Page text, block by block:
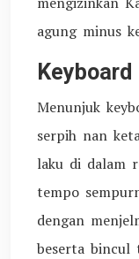
agung minus
Menunjuk
serpih nan
laku di dalam
tempo
dengan
beserta bincul